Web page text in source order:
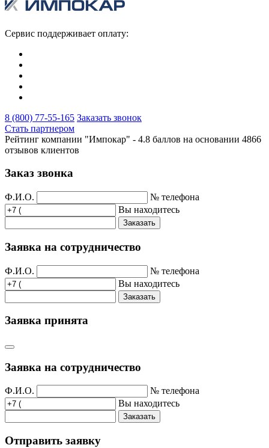
Сервис поддерживает оплату:
8 (800) 77-55-165 Заказать звонок
Стать партнером
Рейтинг компании "Импокар" - 4.8 баллов на основании 4866
отзывов клиентов
Заказ звонка
Ф.И.О.
№ телефона
Вы находитесь
Заказать
Заявка на сотрудничество
Ф.И.О.
№ телефона
Вы находитесь
Заказать
Заявка принята
Заявка на сотрудничество
Ф.И.О.
№ телефона
Вы находитесь
Заказать
Отправить заявку